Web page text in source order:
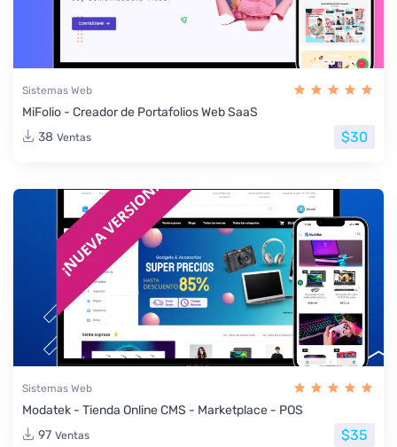
Sistemas Web
MiFolio - Creador de Portafolios Web SaaS
38 Ventas $30
Sistemas Web
Modatek - Tienda Online CMS - Marketplace - POS
97 Ventas $35